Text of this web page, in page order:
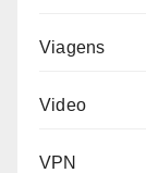
Viagens
Video
VPN